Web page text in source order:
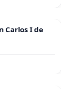
Carlos I de